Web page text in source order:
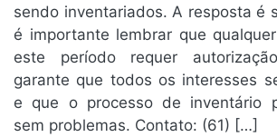
sendo inventariados. A resposta é
é importante lembrar que
este período requer
garante que todos os interesses
e que o processo de inventário
sem problemas. Contato: (61) […]